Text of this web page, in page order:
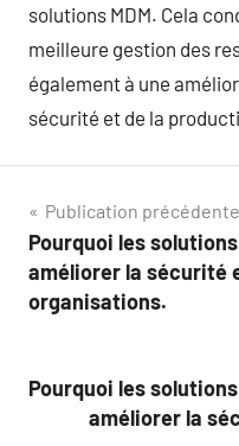
solutions MDM. Cela
meilleure gestion des
également à une
sécurité et de la
Navigation
de
l’article
Publication précédente
Pourquoi les
améliorer la sécurité
organisations.
Pourquoi les
améliorer la